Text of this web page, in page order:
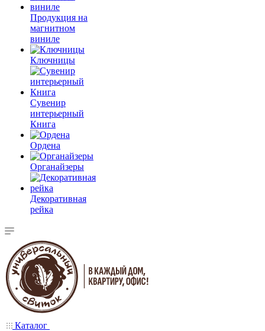
Продукция на
магнитном
виниле
Ключницы
Сувенир
интерьерный
Книга
Ордена
Органайзеры
Декоративная
рейка
Каталог